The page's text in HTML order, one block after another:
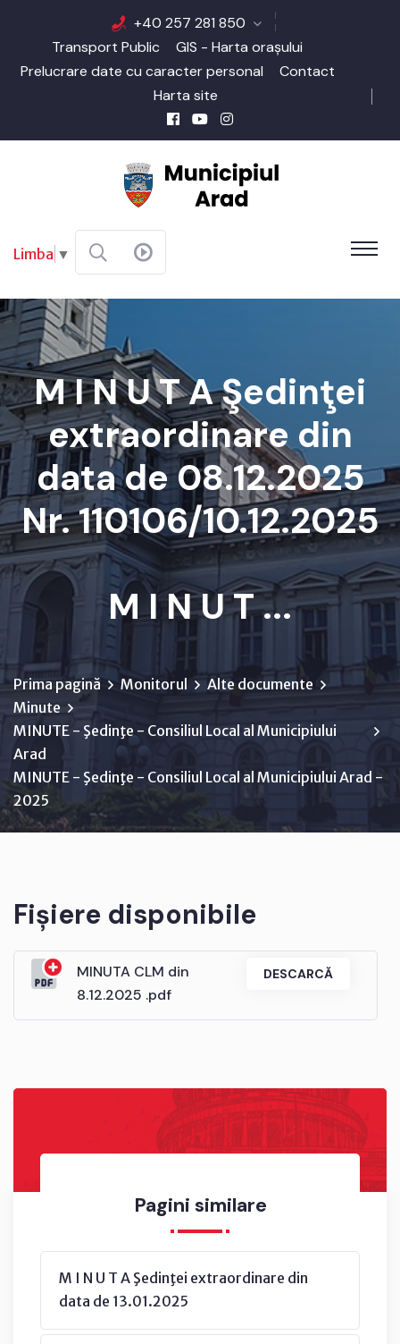
+40 257 281 850
Transport Public
GIS - Harta orașului
Prelucrare date cu caracter personal
Contact
Harta site
Limba ▼
M I N U T A Şedinţei
extraordinare din
data de 08.12.2025
Nr. 110106/10.12.2025
M I N U T ...
Prima pagină Monitorul
Alte documente
Minute
MINUTE - Şedinţe - Consiliul Local al Municipiului
Arad
MINUTE - Şedinţe - Consiliul Local al Municipiului Arad -
2025
Pagini similare
M I N U T A Şedinţei extraordinare din
data de 13.01.2025
Fișiere disponibile
MINUTA CLM din
8.12.2025 .pdf
DESCARCĂ